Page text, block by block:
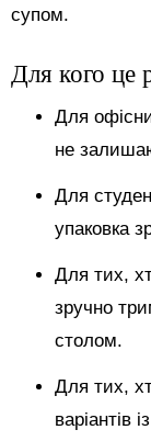
супом.
Для кого це
Для
не
Для
упаковка
Для тих,
зручно
столом.
Для тих,
варіантів